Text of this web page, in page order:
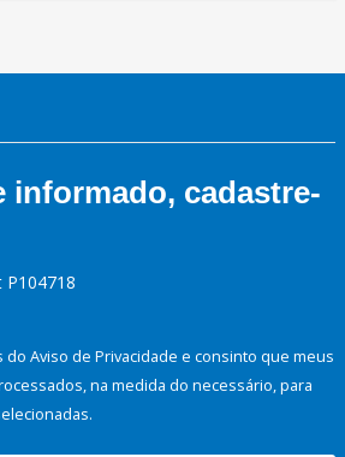
informado, cadastre-
Aviso de Privacidade e consinto que meus
na medida do necessário, para